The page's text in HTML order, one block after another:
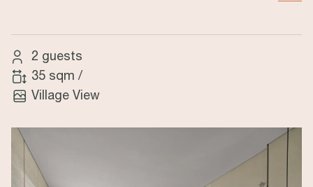
2 guests
35 sqm /
Village View
Image